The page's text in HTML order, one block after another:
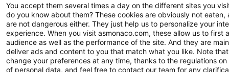
You accept them several times a day on the different sites you
do you know about them? These cookies are obviously not eaten,
are not dangerous either. They just help us to personalize your
experience. When you visit asmonaco.com, these allow us to first
audience as well as the performance of the site. And they are
deliver ads and content to you that match what you like. Note
change your preferences at any time, thanks to the regulations
of personal data, and feel free to contact our team for any